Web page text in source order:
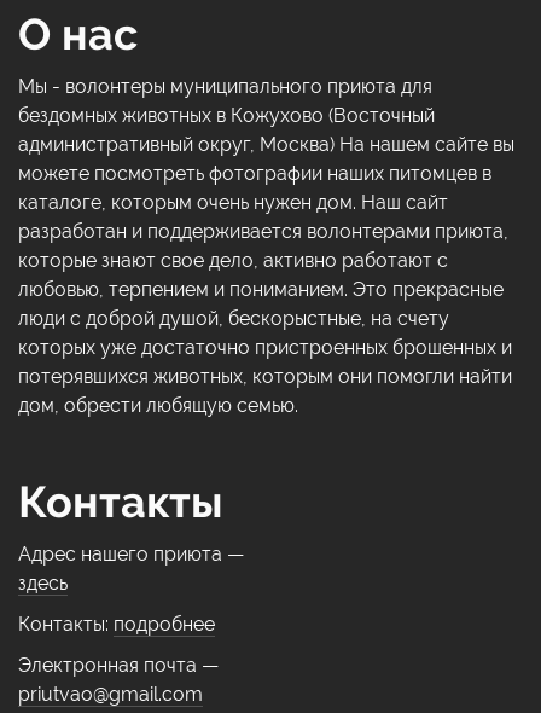
О нас
Мы - волонтеры муниципального приюта для
бездомных животных в Кожухово (Восточный
административный округ, Москва) На нашем сайте вы
можете посмотреть фотографии наших питомцев в
каталоге, которым очень нужен дом. Наш сайт
разработан и поддерживается волонтерами приюта,
которые знают свое дело, активно работают с
любовью, терпением и пониманием. Это прекрасные
люди с доброй душой, бескорыстные, на счету
которых уже достаточно пристроенных брошенных и
потерявшихся животных, которым они помогли найти
дом, обрести любящую семью.
Контакты
Адрес нашего приюта —
здесь
Контакты: подробнее
Электронная почта —
priutvao@gmail.com